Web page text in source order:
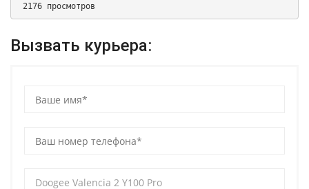
2176 просмотров
Вызвать курьера: